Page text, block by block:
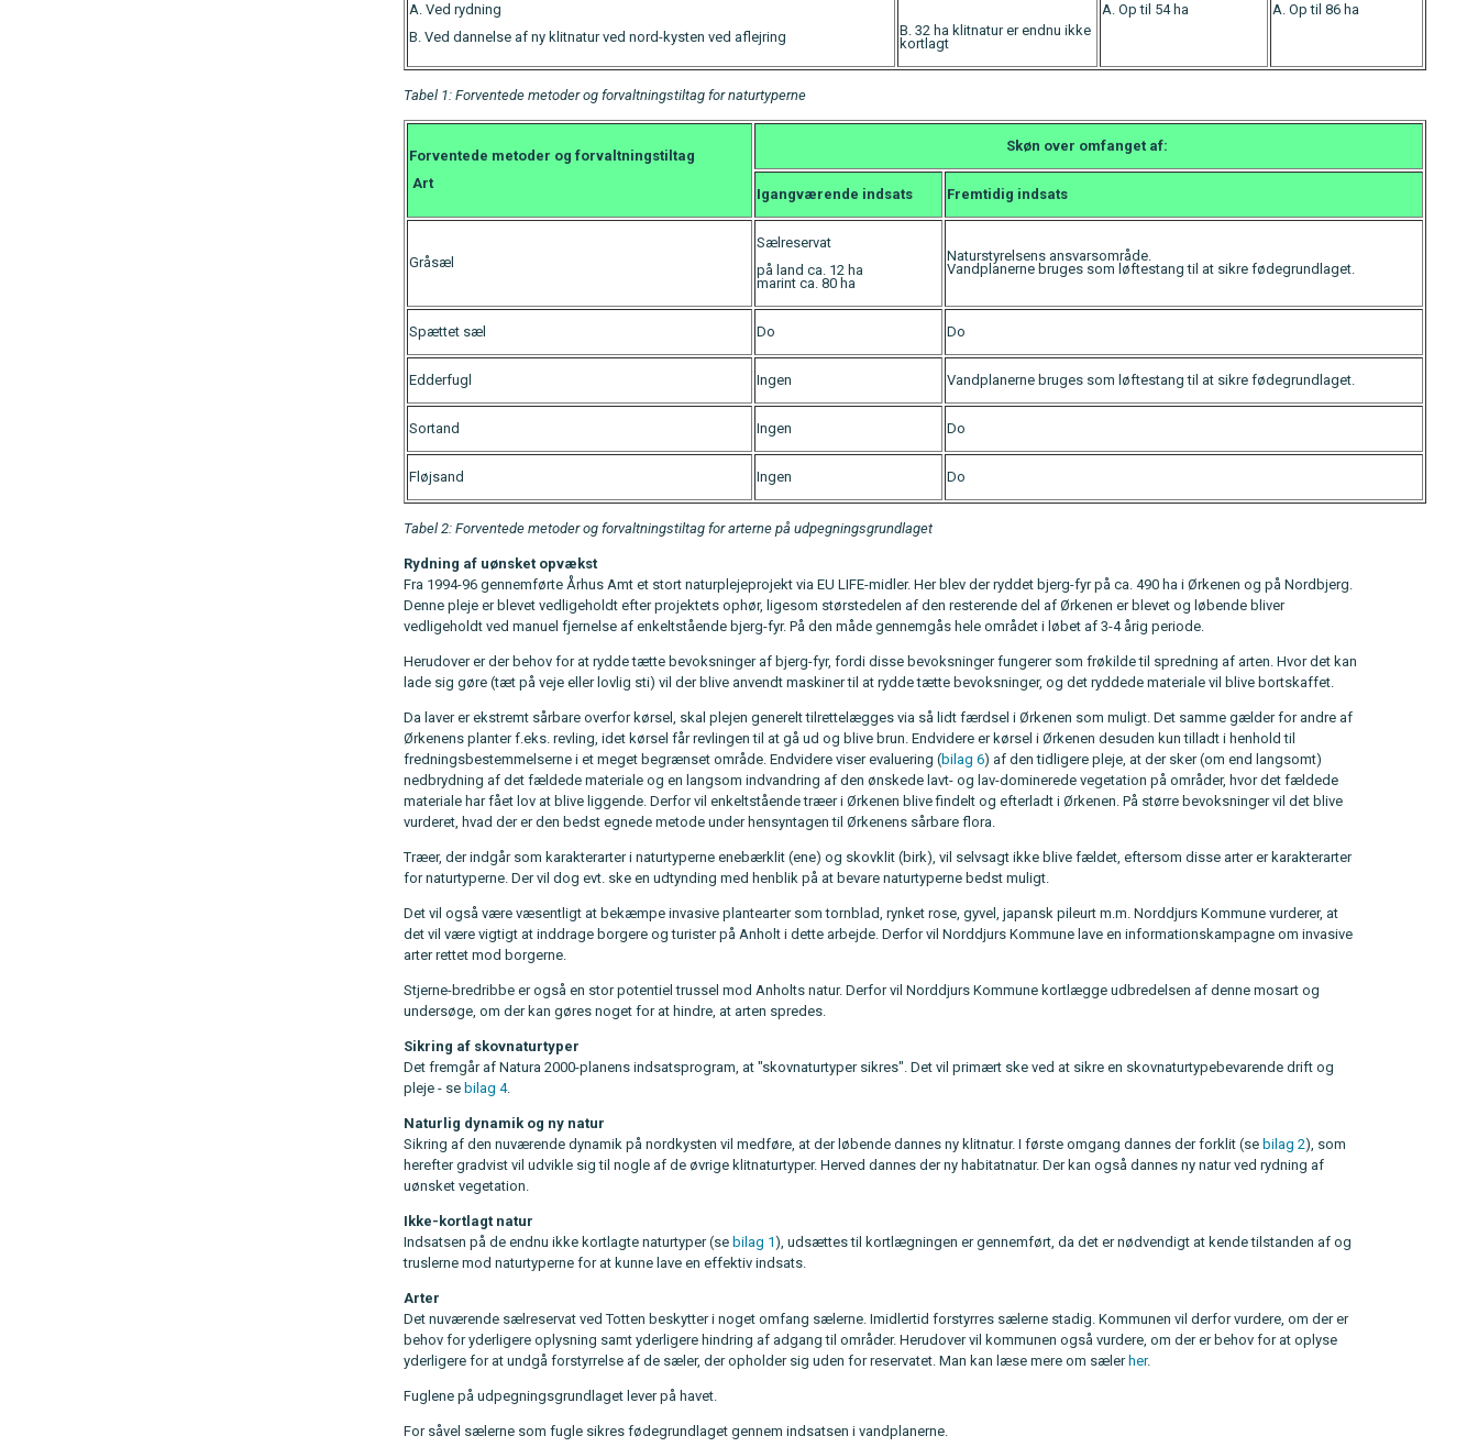
A. Ved rydning
B. Ved dannelse af ny klitnatur ved nord-kysten ved aflejring
B. 32 ha klitnatur er endnu ikke
kortlagt
A. Op til 54 ha A. Op til 86 ha
Tabel 1: Forventede metoder og forvaltningstiltag for naturtyperne
Forventede metoder og forvaltningstiltag
Art
Skøn over omfanget af:
Igangværende indsats Fremtidig indsats
Gråsæl
Sælreservat
på land ca. 12 ha
marint ca. 80 ha
Naturstyrelsens ansvarsområde.
Vandplanerne bruges som løftestang til at sikre fødegrundlaget.
Spættet sæl Do Do
Edderfugl Ingen Vandplanerne bruges som løftestang til at sikre fødegrundlaget.
Sortand Ingen Do
Fløjsand Ingen Do
Tabel 2: Forventede metoder og forvaltningstiltag for arterne på udpegningsgrundlaget
Rydning af uønsket opvækst
Fra 1994-96 gennemførte Århus Amt et stort naturplejeprojekt via EU LIFE-midler. Her blev der ryddet bjerg-fyr på ca. 490 ha i Ørkenen og på Nordbjerg.
Denne pleje er blevet vedligeholdt efter projektets ophør, ligesom størstedelen af den resterende del af Ørkenen er blevet og løbende bliver
vedligeholdt ved manuel fjernelse af enkeltstående bjerg-fyr. På den måde gennemgås hele området i løbet af 3-4 årig periode.
Herudover er der behov for at rydde tætte bevoksninger af bjerg-fyr, fordi disse bevoksninger fungerer som frøkilde til spredning af arten. Hvor det kan
lade sig gøre (tæt på veje eller lovlig sti) vil der blive anvendt maskiner til at rydde tætte bevoksninger, og det ryddede materiale vil blive bortskaffet.
Da laver er ekstremt sårbare overfor kørsel, skal plejen generelt tilrettelægges via så lidt færdsel i Ørkenen som muligt. Det samme gælder for andre af
Ørkenens planter f.eks. revling, idet kørsel får revlingen til at gå ud og blive brun. Endvidere er kørsel i Ørkenen desuden kun tilladt i henhold til
fredningsbestemmelserne i et meget begrænset område. Endvidere viser evaluering (bilag 6) af den tidligere pleje, at der sker (om end langsomt)
nedbrydning af det fældede materiale og en langsom indvandring af den ønskede lavt- og lav-dominerede vegetation på områder, hvor det fældede
materiale har fået lov at blive liggende. Derfor vil enkeltstående træer i Ørkenen blive findelt og efterladt i Ørkenen. På større bevoksninger vil det blive
vurderet, hvad der er den bedst egnede metode under hensyntagen til Ørkenens sårbare flora.
Træer, der indgår som karakterarter i naturtyperne enebærklit (ene) og skovklit (birk), vil selvsagt ikke blive fældet, eftersom disse arter er karakterarter
for naturtyperne. Der vil dog evt. ske en udtynding med henblik på at bevare naturtyperne bedst muligt.
Det vil også være væsentligt at bekæmpe invasive plantearter som tornblad, rynket rose, gyvel, japansk pileurt m.m. Norddjurs Kommune vurderer, at
det vil være vigtigt at inddrage borgere og turister på Anholt i dette arbejde. Derfor vil Norddjurs Kommune lave en informationskampagne om invasive
arter rettet mod borgerne.
Stjerne-bredribbe er også en stor potentiel trussel mod Anholts natur. Derfor vil Norddjurs Kommune kortlægge udbredelsen af denne mosart og
undersøge, om der kan gøres noget for at hindre, at arten spredes.
Sikring af skovnaturtyper
Det fremgår af Natura 2000-planens indsatsprogram, at "skovnaturtyper sikres". Det vil primært ske ved at sikre en skovnaturtypebevarende drift og
pleje - se bilag 4.
Naturlig dynamik og ny natur
Sikring af den nuværende dynamik på nordkysten vil medføre, at der løbende dannes ny klitnatur. I første omgang dannes der forklit (se bilag 2), som
herefter gradvist vil udvikle sig til nogle af de øvrige klitnaturtyper. Herved dannes der ny habitatnatur. Der kan også dannes ny natur ved rydning af
uønsket vegetation.
Ikke-kortlagt natur
Indsatsen på de endnu ikke kortlagte naturtyper (se bilag 1), udsættes til kortlægningen er gennemført, da det er nødvendigt at kende tilstanden af og
truslerne mod naturtyperne for at kunne lave en effektiv indsats.
Arter
Det nuværende sælreservat ved Totten beskytter i noget omfang sælerne. Imidlertid forstyrres sælerne stadig. Kommunen vil derfor vurdere, om der er
behov for yderligere oplysning samt yderligere hindring af adgang til områder. Herudover vil kommunen også vurdere, om der er behov for at oplyse
yderligere for at undgå forstyrrelse af de sæler, der opholder sig uden for reservatet. Man kan læse mere om sæler her.
Fuglene på udpegningsgrundlaget lever på havet.
For såvel sælerne som fugle sikres fødegrundlaget gennem indsatsen i vandplanerne.